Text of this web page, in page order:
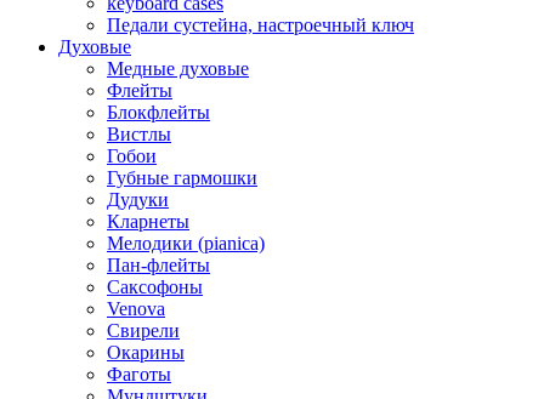
Педали сустейна, настроечный ключ
Духовые
Медные духовые
Флейты
Блокфлейты
Вистлы
Гобои
Губные гармошки
Дудуки
Кларнеты
Мелодики (pianica)
Пан-флейты
Саксофоны
Venova
Свирели
Окарины
Фаготы